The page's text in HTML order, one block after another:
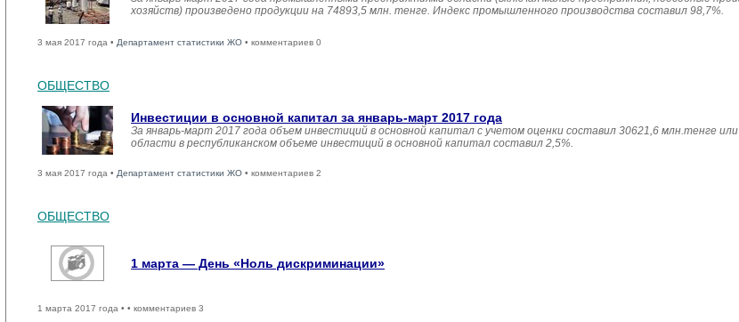
хозяйств) произведено продукции на 74893,5 млн. тенге. Индекс промышленного производства составил 98,7%.
3 мая 2017 года • Департамент статистики ЖО • комментариев 0
ОБЩЕСТВО
Инвестиции в основной капитал за январь-март 2017 года
За январь-март 2017 года объем инвестиций в основной капитал с учетом оценки составил 30621,6 млн.тенге
области в республиканском объеме инвестиций в основной капитал составил 2,5%.
3 мая 2017 года • Департамент статистики ЖО • комментариев 2
ОБЩЕСТВО
1 марта — День «Ноль дискриминации»
1 марта 2017 года • • комментариев 3